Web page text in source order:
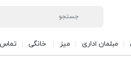
مبلمان اداری میز خانگی تماس